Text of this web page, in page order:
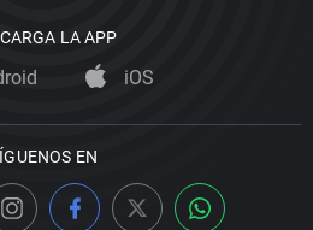
LA APP
iOS
EN